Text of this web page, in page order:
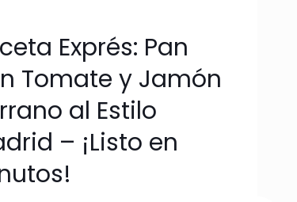
Exprés: Pan
Tomate y Jamón
al Estilo
– ¡Listo en